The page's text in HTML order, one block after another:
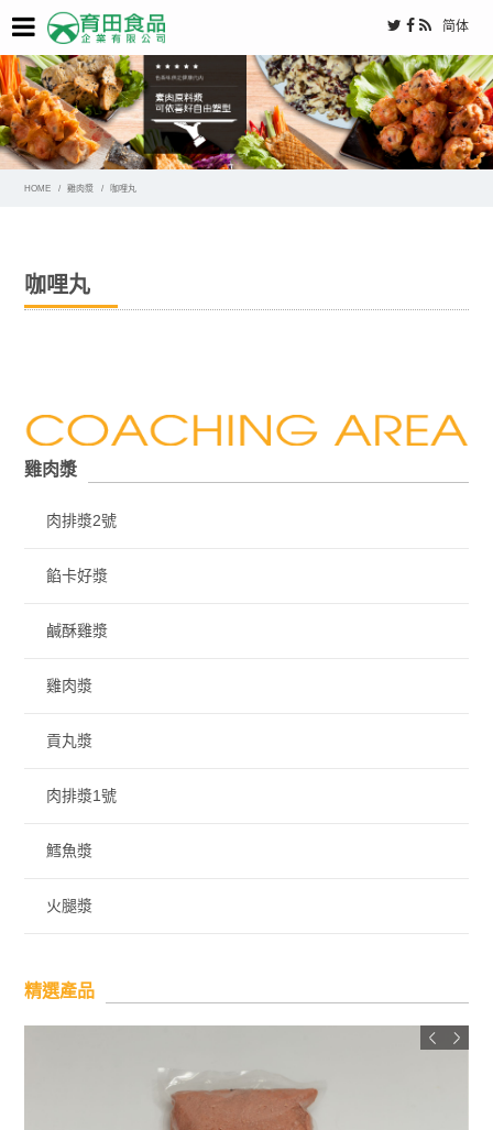
简体
HOME 雞肉漿 咖哩丸
咖哩丸
雞肉漿
肉排漿2號
餡卡好漿
鹹酥雞漿
雞肉漿
貢丸漿
肉排漿1號
鱈魚漿
火腿漿
精選產品